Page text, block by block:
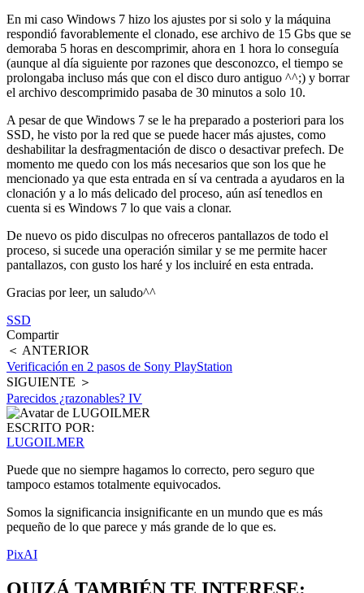
En mi caso Windows 7 hizo los ajustes por si solo y la máquina
respondió favorablemente el clonado, ese archivo de 15 Gbs que se
demoraba 5 horas en descomprimir, ahora en 1 hora lo conseguía
(aunque al día siguiente por razones que desconozco, el tiempo se
prolongaba incluso más que con el disco duro antiguo ^^;) y borrar
el archivo descomprimido pasaba de 30 minutos a solo 10.
A pesar de que Windows 7 se le ha preparado a posteriori para los
SSD, he visto por la red que se puede hacer más ajustes, como
deshabilitar la desfragmentación de disco o desactivar prefech. De
momento me quedo con los más necesarios que son los que he
mencionado ya que esta entrada en sí va centrada a ayudaros en la
clonación y a lo más delicado del proceso, aún así tenedlos en
cuenta si es Windows 7 lo que vais a clonar.
De nuevo os pido disculpas no ofreceros pantallazos de todo el
proceso, si sucede una operación similar y se me permite hacer
pantallazos, con gusto los haré y los incluiré en esta entrada.
Gracias por leer, un saludo^^
SSD
Compartir
＜ ANTERIOR
Verificación en 2 pasos de Sony PlayStation
SIGUIENTE ＞
Parecidos ¿razonables? IV
ESCRITO POR:
LUGOILMER
Puede que no siempre hagamos lo correcto, pero seguro que
tampoco estamos totalmente equivocados.
Somos la significancia insignificante en un mundo que es más
pequeño de lo que parece y más grande de lo que es.
PixAI